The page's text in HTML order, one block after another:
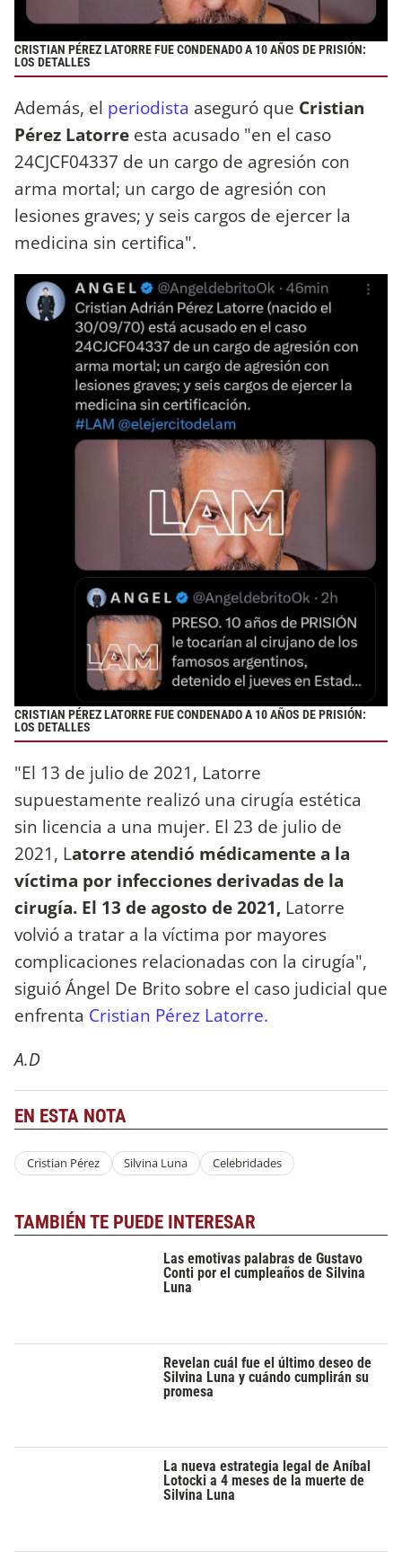
CRISTIAN PÉREZ LATORRE FUE CONDENADO A 10 AÑOS DE PRISIÓN:
LOS DETALLES
Además, el periodista aseguró que Cristian
Pérez Latorre esta acusado "en el caso
24CJCF04337 de un cargo de agresión con
arma mortal; un cargo de agresión con
lesiones graves; y seis cargos de ejercer la
medicina sin certifica".
CRISTIAN PÉREZ LATORRE FUE CONDENADO A 10 AÑOS DE PRISIÓN:
LOS DETALLES
"El 13 de julio de 2021, Latorre
supuestamente realizó una cirugía estética
sin licencia a una mujer. El 23 de julio de
2021, Latorre atendió médicamente a la
víctima por infecciones derivadas de la
cirugía. El 13 de agosto de 2021, Latorre
volvió a tratar a la víctima por mayores
complicaciones relacionadas con la cirugía",
siguió Ángel De Brito sobre el caso judicial que
enfrenta Cristian Pérez Latorre.
A.D
EN ESTA NOTA
Cristian Pérez Silvina Luna Celebridades
TAMBIÉN TE PUEDE INTERESAR
Las emotivas palabras de Gustavo
Conti por el cumpleaños de Silvina
Luna
Revelan cuál fue el último deseo de
Silvina Luna y cuándo cumplirán su
promesa
La nueva estrategia legal de Aníbal
Lotocki a 4 meses de la muerte de
Silvina Luna